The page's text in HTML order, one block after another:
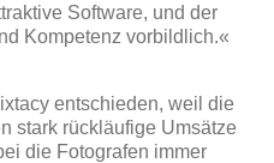
Software, und der
Kompetenz vorbildlich.«
entschieden, weil die
stark rückläufige Umsätze
die Fotografen immer